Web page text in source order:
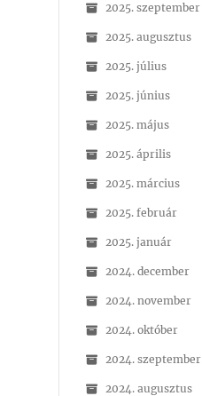
2025. szeptember
2025. augusztus
2025. július
2025. június
2025. május
2025. április
2025. március
2025. február
2025. január
2024. december
2024. november
2024. október
2024. szeptember
2024. augusztus